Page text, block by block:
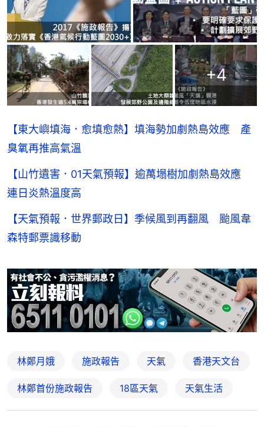
+4
【東大嶼填海．愈填愈熱】填海勢加劇熱島效應 產
臭氧再推高氣溫
【山竹遺害．01天氣預報】逾萬塌樹加劇熱島效應
連日炎熱溫度高
【天氣預報．世界郵政日】季候風到再翻風 颱風韋
森特郵票識移動
林鄭月娥 施政報告 天氣 香港天文台
林鄭首份施政報告 18區天氣 天氣生活